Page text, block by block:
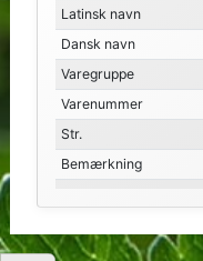
Latinsk navn
Dansk navn
Varegruppe
Varenummer
Str.
Bemærkning